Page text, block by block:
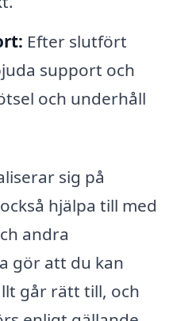
Efter slutfört
support och
och underhåll
sig på
hjälpa till med
andra
gör att du kan
går rätt till, och